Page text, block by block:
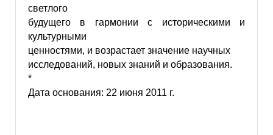
светлого
будущего в гармонии с историческими и
культурными
ценностями, и возрастает значение научных
исследований, новых знаний и образования.
*
Дата основания: 22 июня 2011 г.